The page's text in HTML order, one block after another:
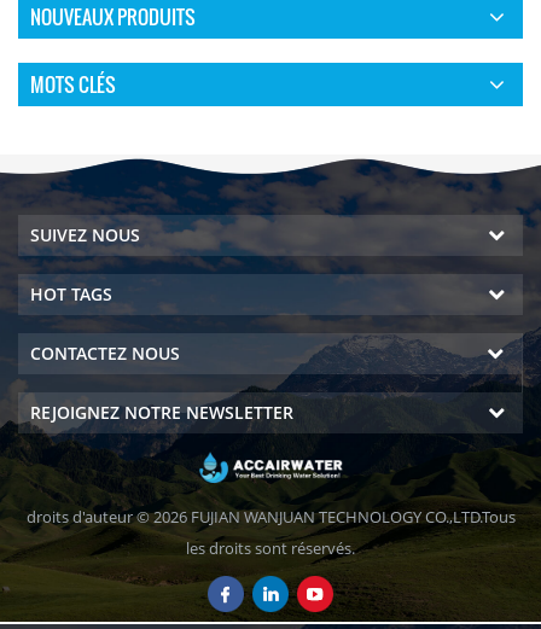
NOUVEAUX PRODUITS
MOTS CLÉS
SUIVEZ NOUS
HOT TAGS
CONTACTEZ NOUS
REJOIGNEZ NOTRE NEWSLETTER
droits d'auteur © 2026 FUJIAN WANJUAN TECHNOLOGY CO.,LTD.Tous
les droits sont réservés.